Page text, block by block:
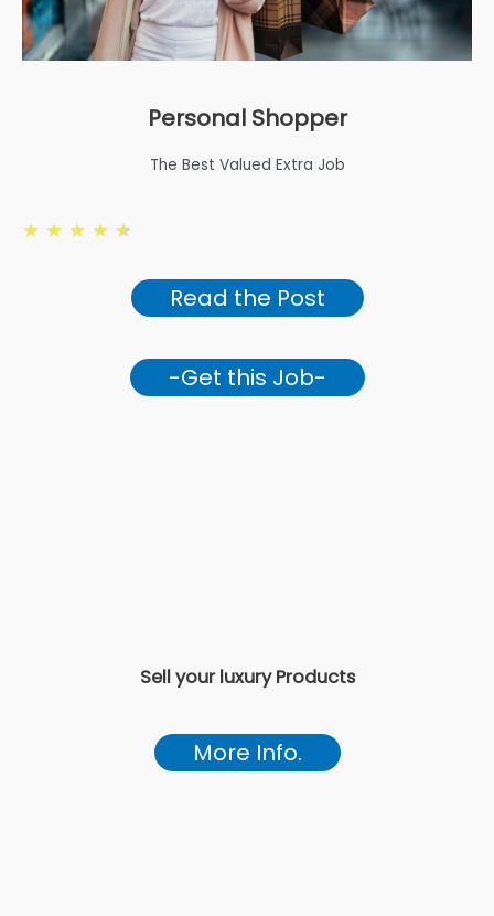
Personal Shopper
The Best Valued Extra Job
★ ★ ★ ★ ★
Read the Post
-Get this Job-
Sell your luxury Products
More Info.